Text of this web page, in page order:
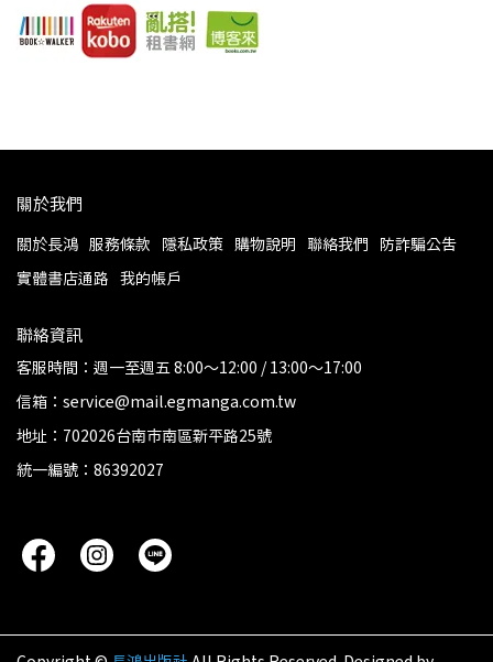
關於我們
關於長鴻 服務條款 隱私政策 購物說明 聯絡我們 防詐騙公告
實體書店通路 我的帳戶
聯絡資訊
客服時間：週一至週五 8:00～12:00 / 13:00～17:00
信箱：service@mail.egmanga.com.tw
地址：702026台南市南區新平路25號
統一編號：86392027